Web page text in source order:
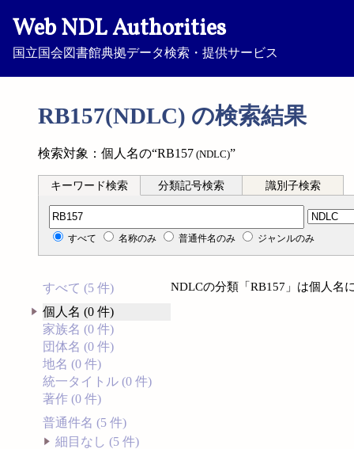
Web NDL Authorities
国立国会図書館典拠データ検索・提供サービス
RB157(NDLC) の検索結果
検索対象：個人名の“RB157 (NDLC)”
キーワード検索 分類記号検索 識別子検索
分類記号検索
すべて 名称のみ 普通件名のみ ジャンルのみ
すべて (5 件)
個人名 (0 件)
家族名 (0 件)
団体名 (0 件)
地名 (0 件)
統一タイトル (0 件)
著作 (0 件)
普通件名 (5 件)
細目なし (5 件)
NDLCの分類「RB157」は個人名